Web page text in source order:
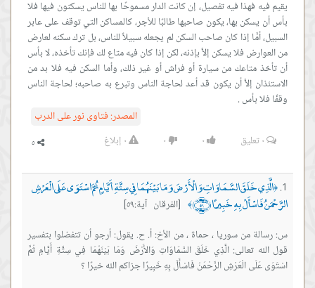
يقيم فيه فهذا فيه تفصيل، إن كانت الدار مسموحًا بها للناس يسكنون فيها فلا
بأس أن يسكن بها، يكون صاحبها طالبًا للأجر، كالمساكن التي توقف على عابر
السبيل، أمَّا إذا كان صاحب السكن لم يجعله سبيلاً للناس، بل ترك سكنه لعارض
من العوارض فلا يسكن إلاَّ بإذنه، لكن إذا كان فيه متاع لك فإنك تأخذه، لا بأس
أن تأخذ متاعك من سيارة أو فراش أو غير ذلك، وأما السكن فيه فلا بد من
الاستئذان إلاَّ أن يكون قد أعد لحاجة الناس وتبرع به صاحبه؛ لحاجة الناس
وقفًا فلا بأس .
المصدر:فتاوى نور على الدرب
٠تعليق ٠ ٠ ٠ إبلاغ
﴿الَّذِي خَلَقَ السَّمَاوَاتِ وَالْأَرْضَ وَمَا بَيْنَهُمَا فِي سِتَّةِ أَيَّامٍ ثُمَّ اسْتَوَى عَلَى الْعَرْشِ
الرَّحْمَنُ فَاسْأَلْ بِهِ خَبِيرًا ﴿٥٩﴾ ﴾
[الفرقان آية:٥٩]
س: رسالة من سوريا ، حماة ، من الأخ: أ. ح. يقول: أرجو أن تتفضلوا بتفسير
قول الله تعالى: الَّذِي خَلَقَ السَّمَاوَاتِ وَالأَرْضَ وَمَا بَيْنَهُمَا فِي سِتَّةِ أَيَّامٍ ثُمَّ